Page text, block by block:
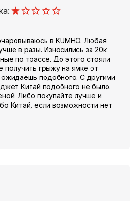
в KUMHO. Любая
в разы. Износились за 20к
по трассе. До этого стояли
получить грыжу на ямке от
подобного. С другими
Китай подобного не было.
Либо покупайте лучше и
Китай, если возможности нет